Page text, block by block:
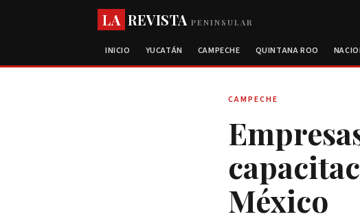
LA REVISTAPENINSULAR
INICIO YUCATÁN CAMPECHE QUINTANA ROO
CAMPECHE
México